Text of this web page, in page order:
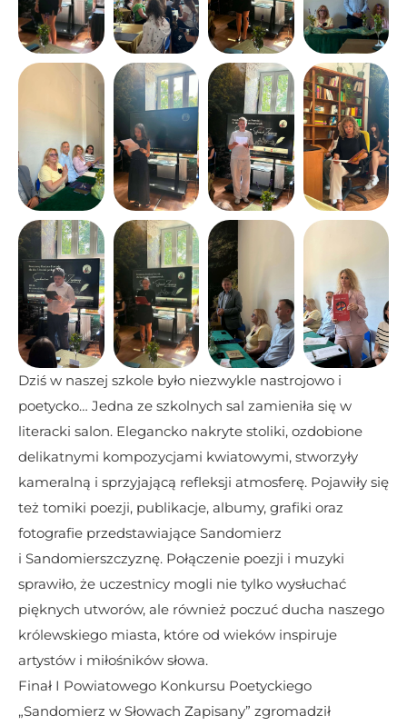
Dziś w naszej szkole było niezwykle nastrojowo i
poetycko… Jedna ze szkolnych sal zamieniła się w
literacki salon. Elegancko nakryte stoliki, ozdobione
delikatnymi kompozycjami kwiatowymi, stworzyły
kameralną i sprzyjającą refleksji atmosferę. Pojawiły się
też tomiki poezji, publikacje, albumy, grafiki oraz
fotografie przedstawiające Sandomierz
i Sandomierszczyznę. Połączenie poezji i muzyki
sprawiło, że uczestnicy mogli nie tylko wysłuchać
pięknych utworów, ale również poczuć ducha naszego
królewskiego miasta, które od wieków inspiruje
artystów i miłośników słowa.
Finał I Powiatowego Konkursu Poetyckiego
„Sandomierz w Słowach Zapisany” zgromadził